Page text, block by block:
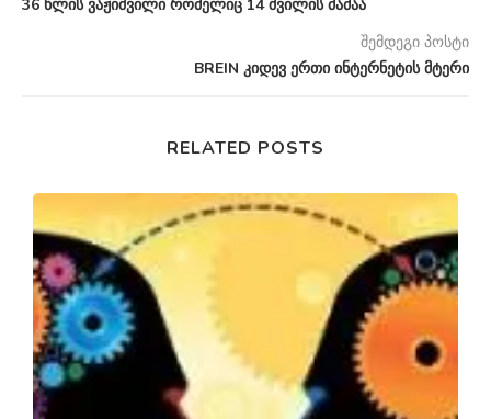
36 წლის ვაჟიშვილი რომელიც 14 შვილის მამაა
შემდეგი პოსტი
BREIN კიდევ ერთი ინტერნეტის მტერი
RELATED POSTS